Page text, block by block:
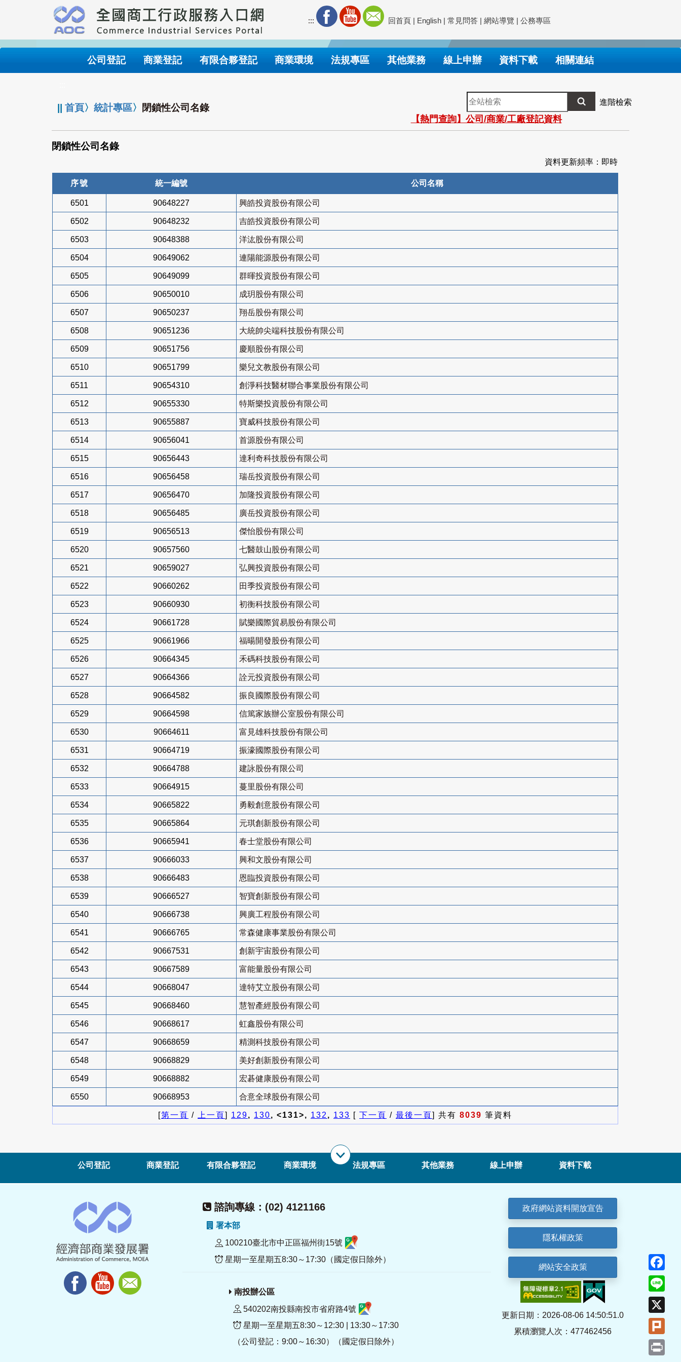
要
內
::: 回首頁 | English | 常見問答 | 網站導覽 | 公務專區
公司登記 商業登記 有限合夥登記 商業環境 法規專區 其他業務 線上申辦 資料下載 相關連結
||首頁〉統計專區〉 閉鎖性公司名錄
全
站
檢
索
進階檢索
【熱門查詢】公司/商業/工廠登記資料
閉鎖性公司名錄
資料更新頻率：即時
序號 統一編號 公司名稱
6501 90648227 興皓投資股份有限公司
6502 90648232 吉皓投資股份有限公司
6503 90648388 洋汯股份有限公司
6504 90649062 連陽能源股份有限公司
6505 90649099 群暉投資股份有限公司
6506 90650010 成玥股份有限公司
6507 90650237 翔岳股份有限公司
6508 90651236 大統帥尖端科技股份有限公司
6509 90651756 慶順股份有限公司
6510 90651799 樂兒文教股份有限公司
6511 90654310 創淨科技醫材聯合事業股份有限公司
6512 90655330 特斯樂投資股份有限公司
6513 90655887 寶威科技股份有限公司
6514 90656041 首源股份有限公司
6515 90656443 達利奇科技股份有限公司
6516 90656458 瑞岳投資股份有限公司
6517 90656470 加隆投資股份有限公司
6518 90656485 廣岳投資股份有限公司
6519 90656513 傑怡股份有限公司
6520 90657560 七醫鼓山股份有限公司
6521 90659027 弘興投資股份有限公司
6522 90660262 田季投資股份有限公司
6523 90660930 初衡科技股份有限公司
6524 90661728 賦樂國際貿易股份有限公司
6525 90661966 福暘開發股份有限公司
6526 90664345 禾碼科技股份有限公司
6527 90664366 詮元投資股份有限公司
6528 90664582 振良國際股份有限公司
6529 90664598 信篤家族辦公室股份有限公司
6530 90664611 富見雄科技股份有限公司
6531 90664719 振濠國際股份有限公司
6532 90664788 建詠股份有限公司
6533 90664915 蔓里股份有限公司
6534 90665822 勇毅創意股份有限公司
6535 90665864 元琪創新股份有限公司
6536 90665941 春士堂股份有限公司
6537 90666033 興和文股份有限公司
6538 90666483 恩臨投資股份有限公司
6539 90666527 智寶創新股份有限公司
6540 90666738 興廣工程股份有限公司
6541 90666765 常森健康事業股份有限公司
6542 90667531 創新宇宙股份有限公司
6543 90667589 富能量股份有限公司
6544 90668047 達特艾立股份有限公司
6545 90668460 慧智產經股份有限公司
6546 90668617 虹鑫股份有限公司
6547 90668659 精測科技股份有限公司
6548 90668829 美好創新股份有限公司
6549 90668882 宏碁健康股份有限公司
6550 90668953 合意全球股份有限公司
[第一頁 / 上一頁] 129, 130, <131>, 132, 133 [ 下一頁 / 最後一頁] 共有 8039 筆資料
公司登記 商業登記 有限合夥登記 商業環境 法規專區 其他業務 線上申辦 資料下載
諮詢專線：(02) 4121166
署本部
100210臺北市中正區福州街15號
星期一至星期五8:30～17:30（國定假日除外）
南投辦公區
540202南投縣南投市省府路4號
星期一至星期五8:30～12:30 | 13:30～17:30
（公司登記：9:00～16:30）（國定假日除外）
政府網站資料開放宣告
隱私權政策
網站安全政策
更新日期：2026-08-06 14:50:51.0
累積瀏覽人次：477462456